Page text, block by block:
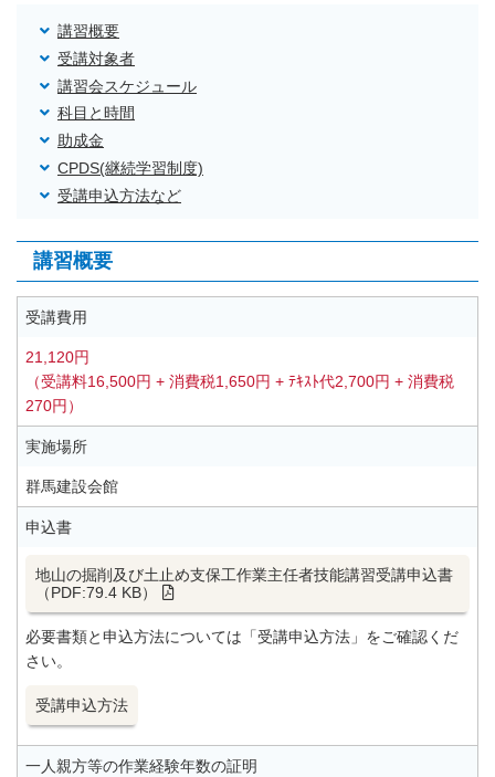
講習概要
受講対象者
講習会スケジュール
科目と時間
助成金
CPDS(継続学習制度)
受講申込方法など
講習概要
受講費用
21,120円
（受講料16,500円 + 消費税1,650円 + ﾃｷｽﾄ代2,700円 + 消費税
270円）
実施場所
群馬建設会館
申込書
地山の掘削及び土止め支保工作業主任者技能講習受講申込書
（PDF:79.4 KB）
必要書類と申込方法については「受講申込方法」をご確認くだ
さい。
受講申込方法
一人親方等の作業経験年数の証明